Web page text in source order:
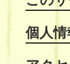
個人